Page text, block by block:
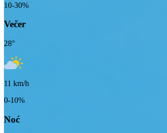
10-30%
Večer
28°
11 km/h
0-10%
Noć